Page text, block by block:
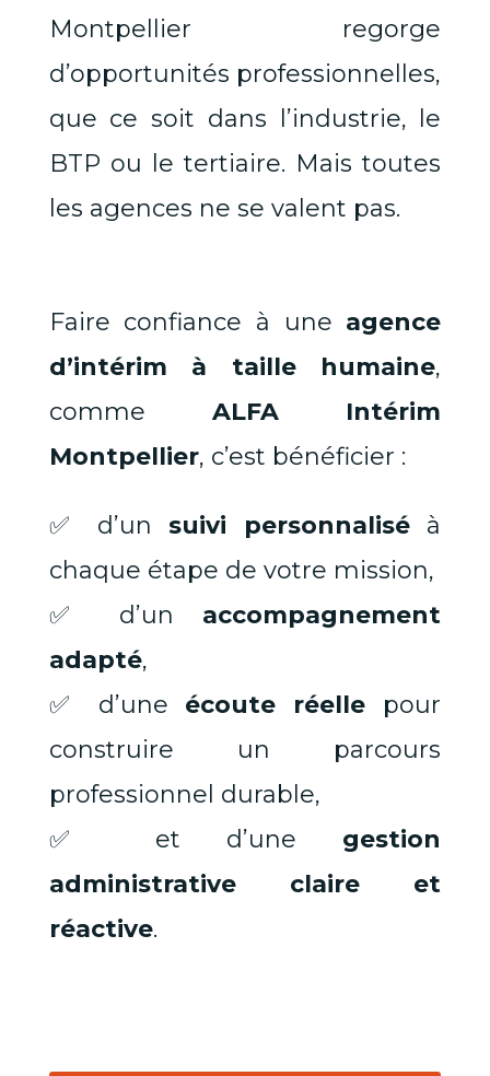
Montpellier regorge
d’opportunités professionnelles,
que ce soit dans l’industrie, le
BTP ou le tertiaire. Mais toutes
les agences ne se valent pas.
Faire confiance à une agence
d’intérim à taille humaine,
comme ALFA Intérim
Montpellier, c’est bénéficier :
✅ d’unsuivi personnaliséà
chaque étape de votre mission,
✅ d’un accompagnement
adapté,
✅ d’une écoute réelle pour
construire un parcours
professionnel durable,
✅ et d’une gestion
administrative claire et
réactive.